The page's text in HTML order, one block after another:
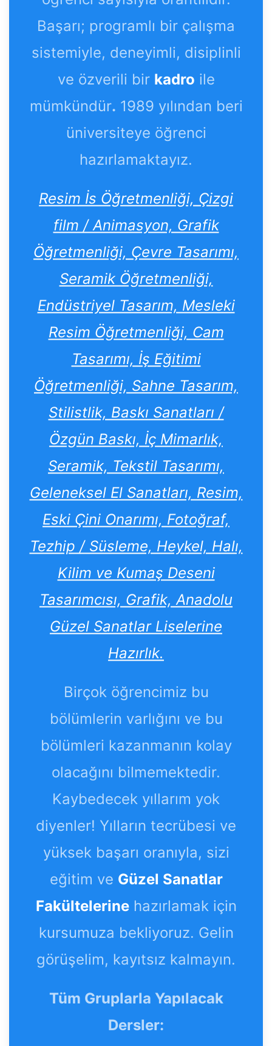
Başarı; programlı bir çalışma
sistemiyle, deneyimli, disiplinli
ve özverili bir kadro ile
mümkündür. 1989 yılından beri
üniversiteye öğrenci
hazırlamaktayız.
Resim İs Öğretmenliği, Çizgi
film / Animasyon, Grafik
Öğretmenliği, Çevre Tasarımı,
Seramik Öğretmenliği,
Endüstriyel Tasarım, Mesleki
Resim Öğretmenliği, Cam
Tasarımı, İş Eğitimi
Öğretmenliği, Sahne Tasarım,
Stilistlik, Baskı Sanatları /
Özgün Baskı, İç Mimarlık,
Seramik, Tekstil Tasarımı,
Geleneksel El Sanatları, Resim,
Eski Çini Onarımı, Fotoğraf,
Tezhip / Süsleme, Heykel, Halı,
Kilim ve Kumaş Deseni
Tasarımcısı, Grafik, Anadolu
Güzel Sanatlar Liselerine
Hazırlık.
Birçok öğrencimiz bu
bölümlerin varlığını ve bu
bölümleri kazanmanın kolay
olacağını bilmemektedir.
Kaybedecek yıllarım yok
diyenler! Yılların tecrübesi ve
yüksek başarı oranıyla, sizi
eğitim ve Güzel Sanatlar
Fakültelerinehazırlamak için
kursumuza bekliyoruz. Gelin
görüşelim, kayıtsız kalmayın.
Tüm Gruplarla Yapılacak
Dersler: